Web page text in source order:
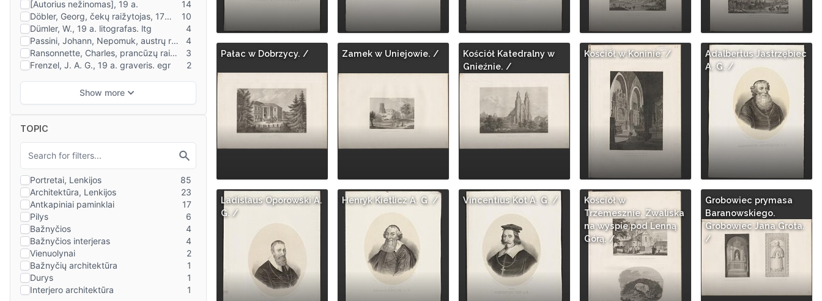
TOPIC
Pałac w Dobrzycy. / Zamek w Uniejowie. /
Kościół Katedralny w
Gnieźnie. /
Kościół w Koninie. /
Adalbertus Jastrzębiec
A. G. /
Ladislaus Oporowski A.
G. /
Henryk Kietlicz A. G. / Vincentius Kot A. G. /
Kościół w
Trzemesznie. Zwaliska
na wyspie pod Lenną
Górą. /
Grobowiec prymasa
Baranowskiego.
Grobowiec Jana Grota.
/